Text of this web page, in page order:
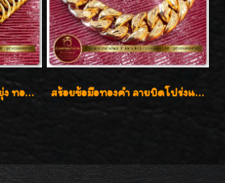
สร้อยข้อมือทองคำ ลายบิดยุ่ง ทองคำ 96.5% น้ำหนัก 3 บาท สวยน่าสะสมค่ะ สร้อยข้อมือทองคำ ลายบิดโปร่งแกะลาย ทองคำ 96.5% น้ำหนัก 5 บาท สวยค่ะ